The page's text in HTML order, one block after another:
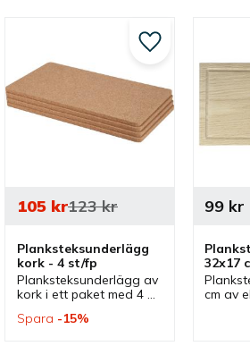
i favoriter
Planksteksunderlägg
kork - 4 st/fp
Planksteksunderlägg av
kork i ett paket med 4
passar
105kr123kr
Spara 15%
Lägg till i
32x17
cm av
99 kr